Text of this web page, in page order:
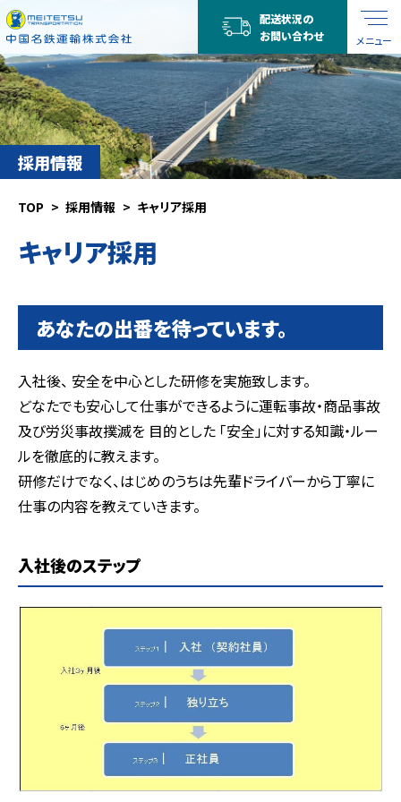
メニュー
配送状況の
お問い合わせ
採用情報
TOP 採用情報 キャリア採用
キャリア採用
あなたの出番を待っています。
入社後、 安全を中心とした研修を実施致します。
どなたでも安心して仕事ができるように運転事故・商品事故
及び労災事故撲滅を 目的とした 「安全」に対する知識・ルー
ルを徹底的に教えます。
研修だけでなく、はじめのうちは先輩ドライバーから丁寧に
仕事の内容を教えていきます。
入社後のステップ